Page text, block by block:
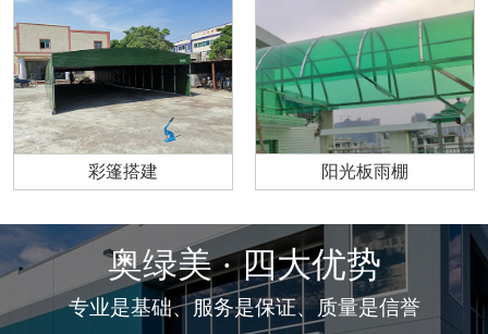
彩篷搭建 阳光板雨棚
奥绿美 · 四大优势
专业是基础、服务是保证、质量是信誉